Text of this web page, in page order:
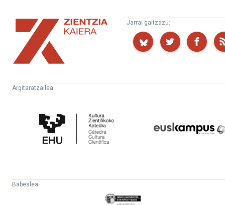
Zientzia
Kaiera
Jarrai gaitzazu:
Argitaratzailea:
Zientifikoko
Katedra
Babeslea:
Eusko